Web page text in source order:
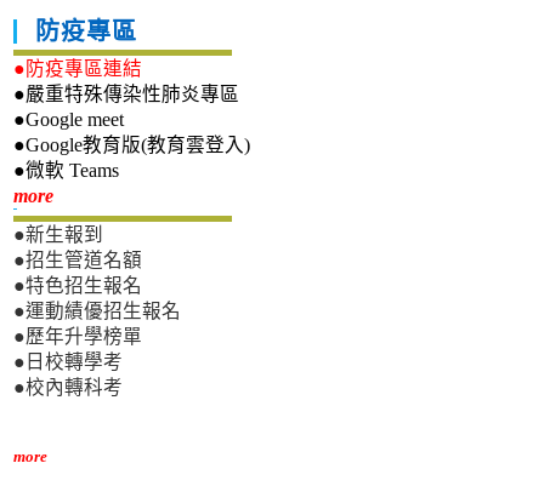
防疫專區
●防疫專區連結
●嚴重特殊傳染性肺炎專區
●Google meet
●Google教育版(教育雲登入)
●微軟 Teams
more新生專區
●新生報到
●招生管道名額
●特色招生報名
●運動績優招生報名
●歷年升學榜單
●日校轉學考
●校內轉科考
more